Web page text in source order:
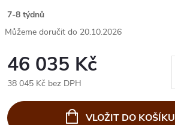
7-8 týdnů
20.10.2026
46 035 Kč
38 045 Kč bez DPH
cena:
VLOŽIT DO KOŠÍKU